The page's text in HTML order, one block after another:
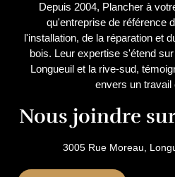
Depuis 2004, Plancher à
qu'entreprise de référence
l'installation, de la réparation et
bois. Leur expertise s'étend
Longueuil et la rive-sud,
envers un travail
Nous joindre
3005 Rue Moreau,